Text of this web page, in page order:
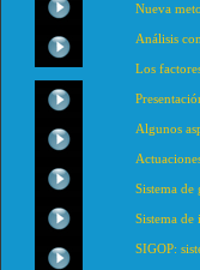
Nueva
Análisis
Los
Algunos
Sistema de
Sistema
SIGOP: